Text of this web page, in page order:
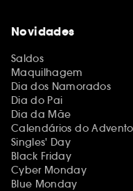
Novidades
Saldos
Maquilhagem
Dia dos Namorados
Dia do Pai
Dia da Mãe
Calendários do Advento
Singles' Day
Black Friday
Cyber Monday
Blue Monday